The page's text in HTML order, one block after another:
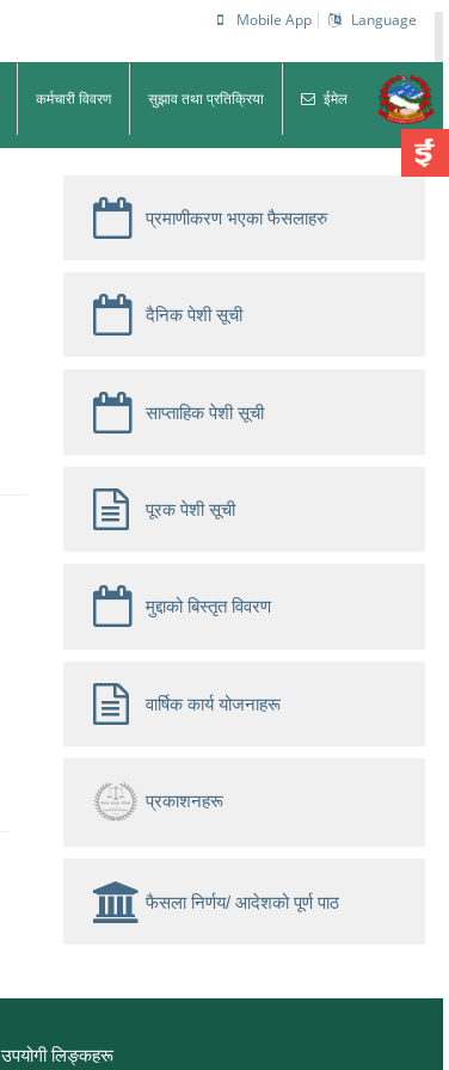
Mobile App Language
कर्मचारी विवरण सुझाव तथा प्रतिक्रिया ईमेल
प्रमाणीकरण भएका फैसलाहरु
दैनिक पेशी सूची
साप्ताहिक पेशी सूची
पूरक पेशी सूची
मुद्दाको बिस्तृत विवरण
वार्षिक कार्य योजनाहरू
प्रकाशनहरू
फैसला निर्णय/ आदेशको पूर्ण पाठ
उपयोगी लिङ्कहरू